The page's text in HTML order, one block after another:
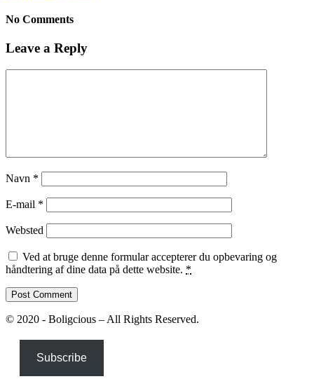
No Comments
Leave a Reply
Navn *
E-mail *
Websted
Ved at bruge denne formular accepterer du opbevaring og
håndtering af dine data på dette website. *
© 2020 - Boligcious – All Rights Reserved.
Subscribe